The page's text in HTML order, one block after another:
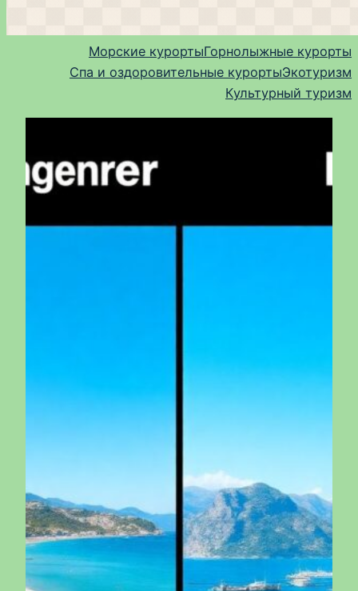
Морские курортыГорнолыжные курорты
Спа и оздоровительные курортыЭкотуризм
Культурный туризм